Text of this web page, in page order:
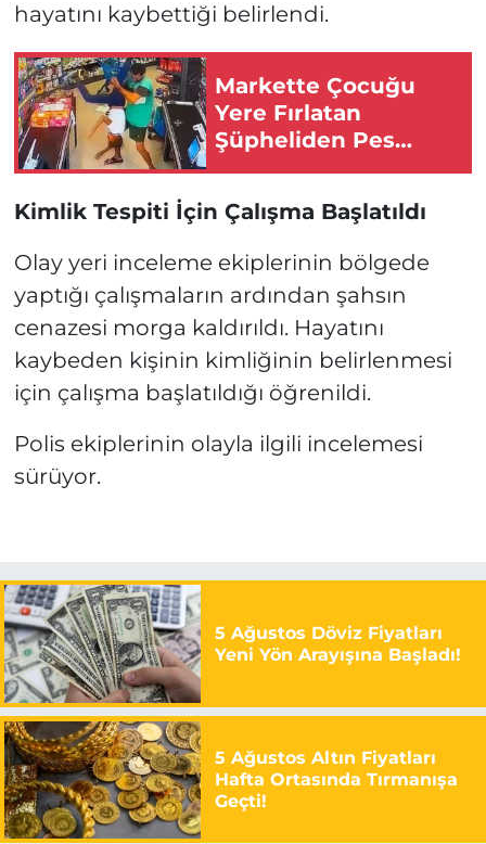
hayatını kaybettiği belirlendi.
Markette Çocuğu
Yere Fırlatan
Şüpheliden Pes
Dedirten Savunma
Kimlik Tespiti İçin Çalışma Başlatıldı
Olay yeri inceleme ekiplerinin bölgede
yaptığı çalışmaların ardından şahsın
cenazesi morga kaldırıldı. Hayatını
kaybeden kişinin kimliğinin belirlenmesi
için çalışma başlatıldığı öğrenildi.
Polis ekiplerinin olayla ilgili incelemesi
sürüyor.
5 Ağustos Döviz Fiyatları
Yeni Yön Arayışına Başladı!
5 Ağustos Altın Fiyatları
Hafta Ortasında Tırmanışa
Geçti!